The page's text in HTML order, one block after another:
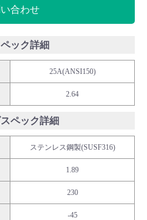
合わせ
ック詳細
25A(ANSI150)
2.64
ペック詳細
ステンレス鋼製(SUSF316)
1.89
230
-45